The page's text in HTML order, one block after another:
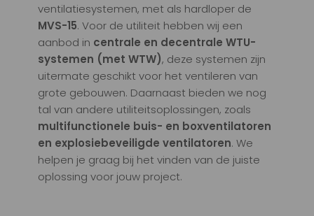
ventilatiesystemen, met als hardloper de
MVS-15. Voor de utiliteit hebben wij een
aanbod in centrale en decentrale WTU-
systemen (met WTW), deze systemen zijn
uitermate geschikt voor het ventileren van
grote gebouwen. Daarnaast bieden we nog
tal van andere utiliteitsoplossingen, zoals
multifunctionele buis- en boxventilatoren
en explosiebeveiligde ventilatoren. We
helpen je graag bij het vinden van de juiste
oplossing voor jouw project.